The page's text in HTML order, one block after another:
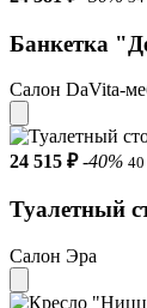
Банкетка
Салон DaVita-
24 515 ₽ -40%
Туалетный
Салон Эра